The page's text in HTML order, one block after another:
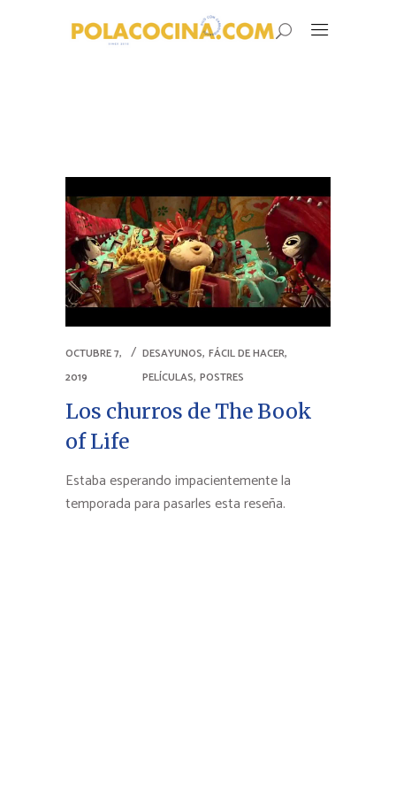
OCTUBRE 7,
2019
DESAYUNOS,FÁCIL DE HACER,
PELÍCULAS,POSTRES
Los churros de The Book
of Life
Estaba esperando impacientemente la
temporada para pasarles esta reseña.